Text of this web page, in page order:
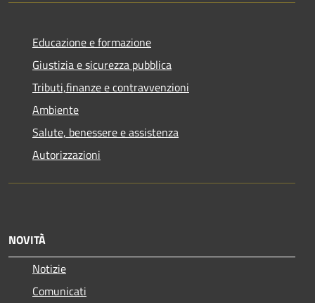
Educazione e formazione
Giustizia e sicurezza pubblica
Tributi,finanze e contravvenzioni
Ambiente
Salute, benessere e assistenza
Autorizzazioni
NOVITÀ
Notizie
Comunicati